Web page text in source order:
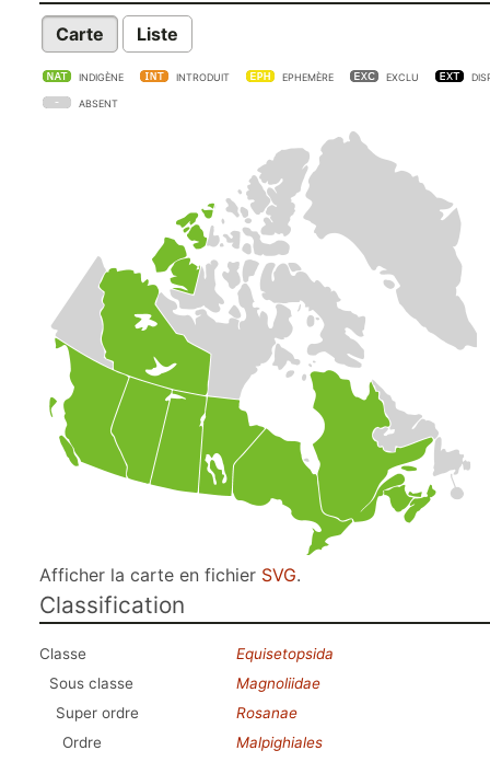
Carte Liste
INDIGÈNE INTRODUIT EPHEMÈRE EXCLU
ABSENT
Afficher la carte en fichier SVG.
Classification
Classe
Equisetopsida
Sous classe
Magnoliidae
Super ordre
Rosanae
Ordre
Malpighiales